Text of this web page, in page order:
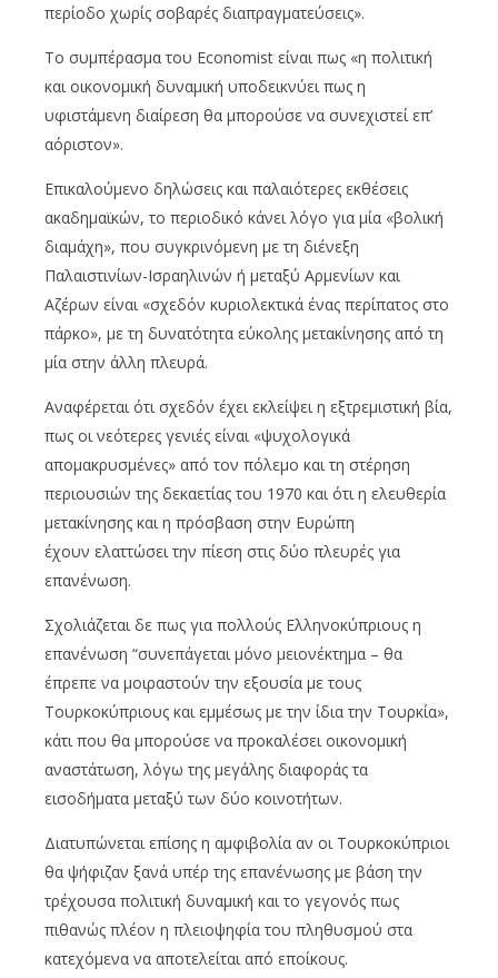
περίοδο χωρίς σοβαρές διαπραγματεύσεις».
Το συμπέρασμα του Economist είναι πως «η πολιτική
και οικονομική δυναμική υποδεικνύει πως η
υφιστάμενη διαίρεση θα μπορούσε να συνεχιστεί επ’
αόριστον».
Επικαλούμενο δηλώσεις και παλαιότερες εκθέσεις
ακαδημαϊκών, το περιοδικό κάνει λόγο για μία «βολική
διαμάχη», που συγκρινόμενη με τη διένεξη
Παλαιστινίων-Ισραηλινών ή μεταξύ Αρμενίων και
Αζέρων είναι «σχεδόν κυριολεκτικά ένας περίπατος στο
πάρκο», με τη δυνατότητα εύκολης μετακίνησης από τη
μία στην άλλη πλευρά.
Αναφέρεται ότι σχεδόν έχει εκλείψει η εξτρεμιστική βία,
πως οι νεότερες γενιές είναι «ψυχολογικά
απομακρυσμένες» από τον πόλεμο και τη στέρηση
περιουσιών της δεκαετίας του 1970 και ότι η ελευθερία
μετακίνησης και η πρόσβαση στην Ευρώπη
έχουν ελαττώσει την πίεση στις δύο πλευρές για
επανένωση.
Σχολιάζεται δε πως για πολλούς Ελληνοκύπριους η
επανένωση “συνεπάγεται μόνο μειονέκτημα – θα
έπρεπε να μοιραστούν την εξουσία με τους
Τουρκοκύπριους και εμμέσως με την ίδια την Τουρκία»,
κάτι που θα μπορούσε να προκαλέσει οικονομική
αναστάτωση, λόγω της μεγάλης διαφοράς τα
εισοδήματα μεταξύ των δύο κοινοτήτων.
Διατυπώνεται επίσης η αμφιβολία αν οι Τουρκοκύπριοι
θα ψήφιζαν ξανά υπέρ της επανένωσης με βάση την
τρέχουσα πολιτική δυναμική και το γεγονός πως
πιθανώς πλέον η πλειοψηφία του πληθυσμού στα
κατεχόμενα να αποτελείται από εποίκους.